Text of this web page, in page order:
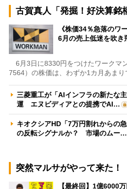
古賀真人「発掘！好決算銘
《株価34％急落のワ
6月の売上低迷を吹
6月3日に8330円をつけたワークマ
7564）の株価は、わずか1カ月あまり
三菱重工が「AIインフラの新たな
運 エヌビディアとの提携でAI…
キオクシアHD「7万円割れからの
の反転シグナルか？ 市場のムー…
突然マルサがやって来た！
【最終回】1億6000